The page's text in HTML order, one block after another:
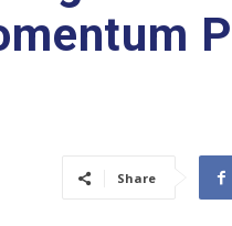
Share